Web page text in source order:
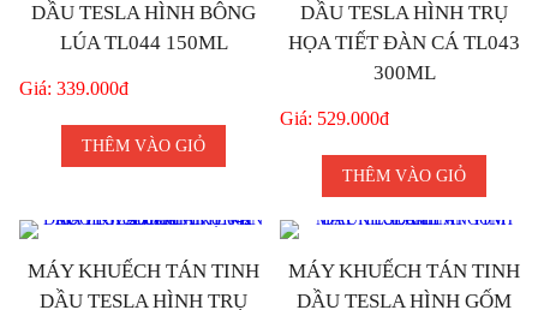
DẦU TESLA HÌNH BÔNG
LÚA TL044 150ML
Giá: 339.000đ
THÊM VÀO GIỎ
DẦU TESLA HÌNH TRỤ
HỌA TIẾT ĐÀN CÁ TL043
300ML
Giá: 529.000đ
THÊM VÀO GIỎ
MÁY KHUẾCH TÁN TINH
DẦU TESLA HÌNH TRỤ
MÁY KHUẾCH TÁN TINH
DẦU TESLA HÌNH GỐM